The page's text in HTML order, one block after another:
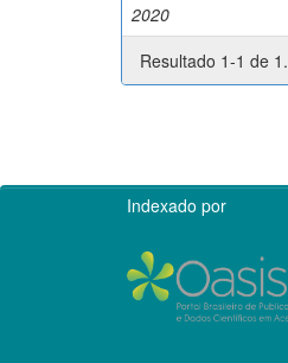
2020
Resultado 1-1 de 1.
Indexado por